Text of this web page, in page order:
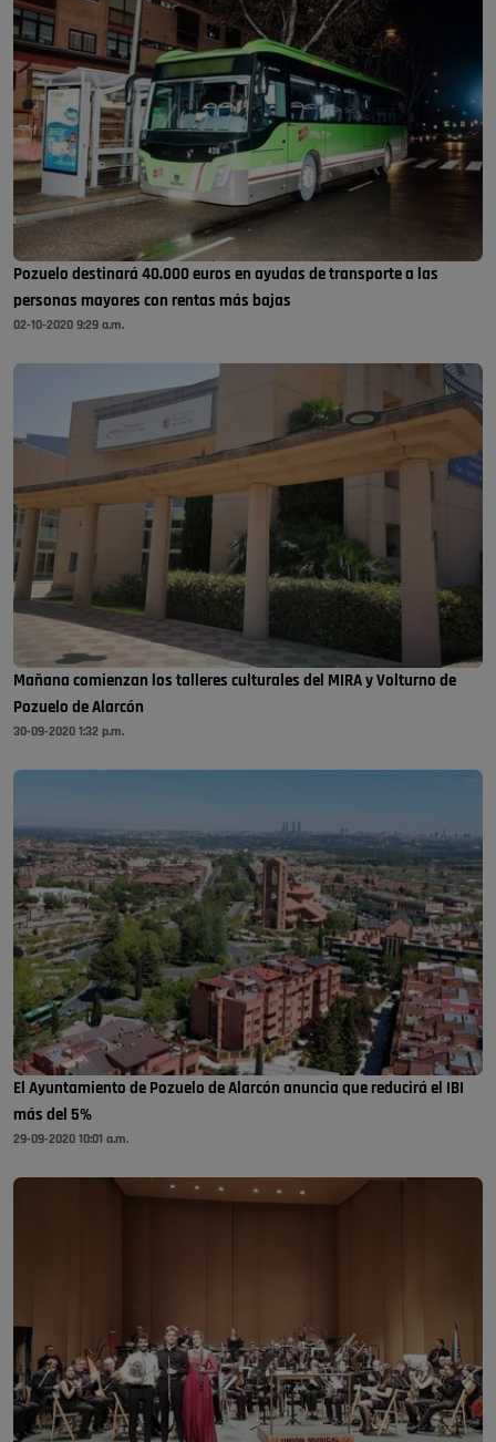
Pozuelo destinará 40.000 euros en ayudas de transporte a las
personas mayores con rentas más bajas
02-10-2020 9:29 a.m.
Mañana comienzan los talleres culturales del MIRA y Volturno de
Pozuelo de Alarcón
30-09-2020 1:32 p.m.
El Ayuntamiento de Pozuelo de Alarcón anuncia que reducirá el IBI
más del 5%
29-09-2020 10:01 a.m.